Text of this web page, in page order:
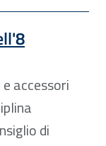
accessori
di